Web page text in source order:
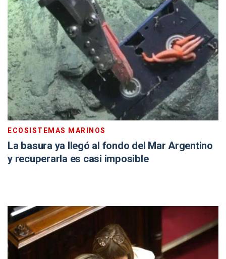
ECOSISTEMAS MARINOS
La basura ya llegó al fondo del Mar Argentino
y recuperarla es casi imposible